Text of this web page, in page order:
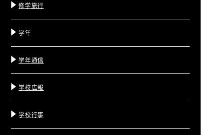
修学旅行
学年
学年通信
学校広報
学校行事